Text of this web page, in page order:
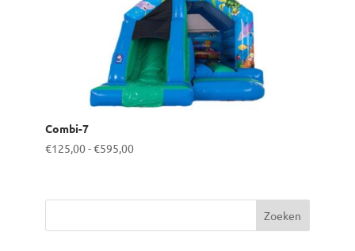
Combi-7
€125,00-€595,00Prijsklasse:
€595,00